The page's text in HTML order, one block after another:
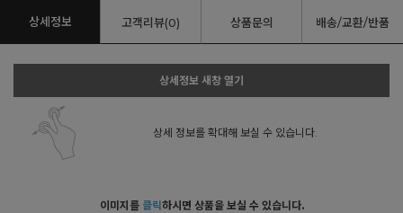
상세정보 고객리뷰(0) 상품문의 배송/교환/반품
상세정보 새창 열기
상세 정보를 확대해 보실 수 있습니다.
이미지를 클릭하시면 상품을 보실 수 있습니다.